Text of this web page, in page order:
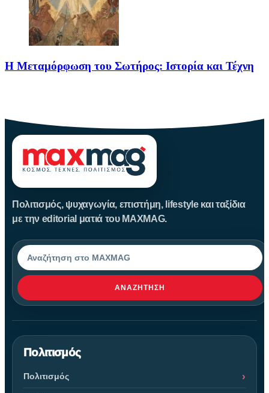
Η Μεταμόρφωση του Σωτήρος: Ιστορία και Τέχνη
Πολιτισμός, ψυχαγωγία, επιστήμη, lifestyle και ταξίδια
με την editorial ματιά του MAXMAG.
Αναζήτηση
ΑΝΑΖΉΤΗΣΗ
Πολιτισμός
Πολιτισμός